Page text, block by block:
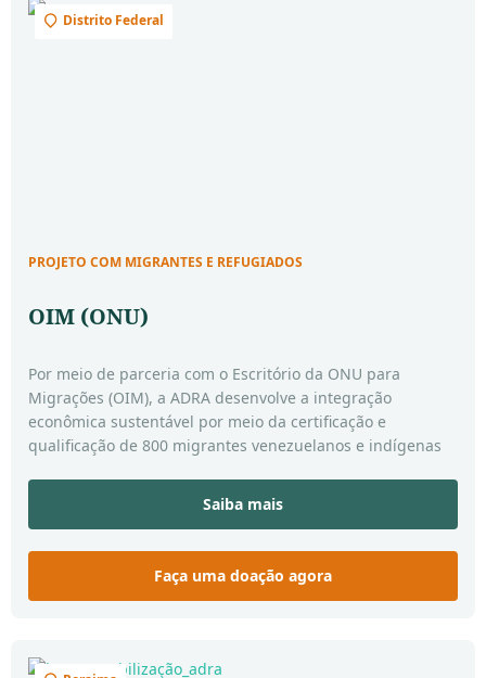
Distrito Federal
PROJETO COM MIGRANTES E REFUGIADOS
OIM (ONU)
Por meio de parceria com o Escritório da ONU para
Migrações (OIM), a ADRA desenvolve a integração
econômica sustentável por meio da certificação e
qualificação de 800 migrantes venezuelanos e indígenas
mercado de trabalho no Distrito Federal e entorno.
800 migrantes venezuelanos.
Saiba mais
Faça uma doação agora